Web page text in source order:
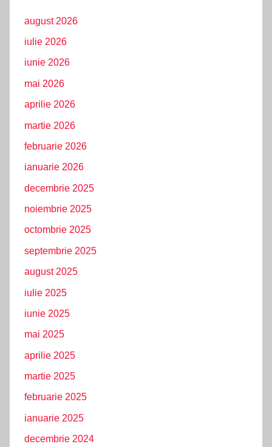
august 2026
iulie 2026
iunie 2026
mai 2026
aprilie 2026
martie 2026
februarie 2026
ianuarie 2026
decembrie 2025
noiembrie 2025
octombrie 2025
septembrie 2025
august 2025
iulie 2025
iunie 2025
mai 2025
aprilie 2025
martie 2025
februarie 2025
ianuarie 2025
decembrie 2024